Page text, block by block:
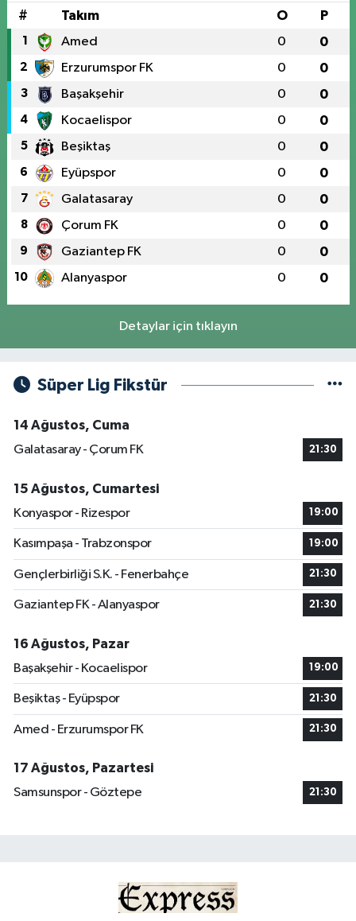
# Takım O P
1 Amed 0 0
2 Erzurumspor FK 0 0
3 Başakşehir 0 0
4 Kocaelispor 0 0
5 Beşiktaş 0 0
6 Eyüpspor 0 0
7 Galatasaray 0 0
8 Çorum FK 0 0
9 Gaziantep FK 0 0
10 Alanyaspor 0 0
Detaylar için tıklayın
Süper Lig Fikstür
14 Ağustos, Cuma
Galatasaray - Çorum FK
21:30
15 Ağustos, Cumartesi
Konyaspor - Rizespor
19:00
Kasımpaşa - Trabzonspor 19:00
Gençlerbirliği S.K. - Fenerbahçe 21:30
Gaziantep FK - Alanyaspor 21:30
16 Ağustos, Pazar
Başakşehir - Kocaelispor
19:00
Beşiktaş - Eyüpspor 21:30
Amed - Erzurumspor FK 21:30
17 Ağustos, Pazartesi
Samsunspor - Göztepe
21:30